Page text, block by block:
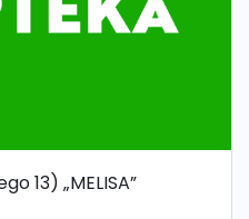
13) „MELISA”